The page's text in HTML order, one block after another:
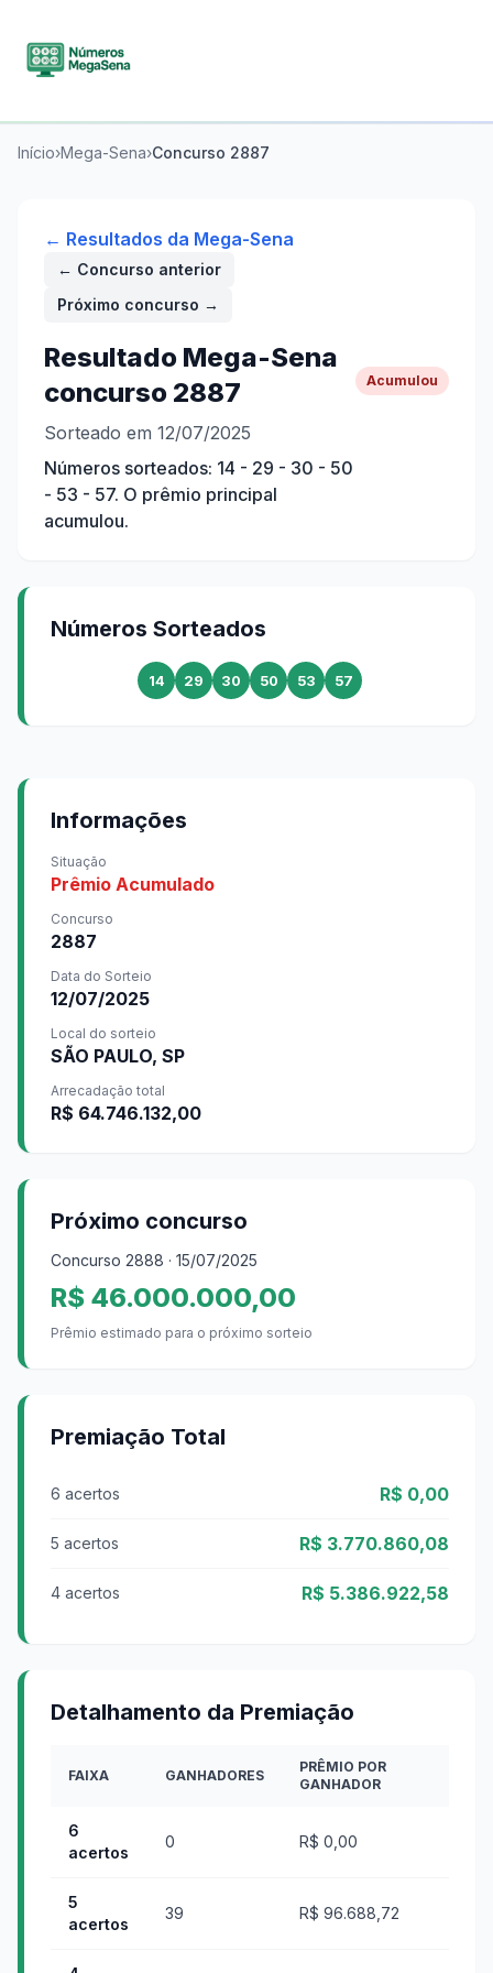
Início›Mega-Sena›Concurso 2887
← Resultados da Mega-Sena
← Concurso anterior
Próximo concurso →
Resultado Mega-Sena
concurso 2887
Sorteado em 12/07/2025
Números sorteados: 14 - 29 - 30 - 50
- 53 - 57. O prêmio principal
acumulou.
Acumulou
Números Sorteados
14 29 30 50 53 57
Informações
Situação
Prêmio Acumulado
Concurso
2887
Data do Sorteio
12/07/2025
Local do sorteio
SÃO PAULO, SP
Arrecadação total
R$ 64.746.132,00
Próximo concurso
Concurso 2888 · 15/07/2025
R$ 46.000.000,00
Prêmio estimado para o próximo sorteio
Premiação Total
6 acertos R$ 0,00
5 acertos R$ 3.770.860,08
4 acertos R$ 5.386.922,58
Detalhamento da Premiação
FAIXA GANHADORES
PRÊMIO POR
GANHADOR
6
acertos
0 R$ 0,00
5
acertos
39 R$ 96.688,72